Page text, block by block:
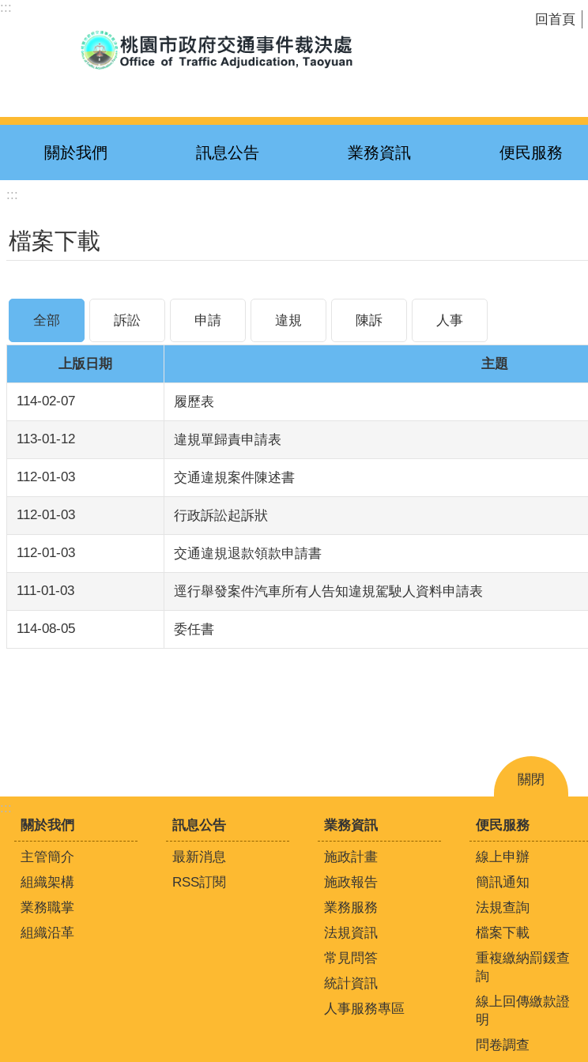
跳到主要內容區塊
:::
回首頁
關於我們 訊息公告 業務資訊 便民服務
:::
檔案下載
全部 訴訟 申請 違規 陳訴 人事
上版日期 主題
114-02-07 履歷表
113-01-12 違規單歸責申請表
112-01-03 交通違規案件陳述書
112-01-03 行政訴訟起訴狀
112-01-03 交通違規退款領款申請書
111-01-03 逕行舉發案件汽車所有人告知違規駕駛人資料申請表
114-08-05 委任書
關閉
:::
關於我們
主管簡介
組織架構
業務職掌
組織沿革
訊息公告
最新消息
RSS訂閱
業務資訊
施政計畫
施政報告
業務服務
法規資訊
常見問答
統計資訊
人事服務專區
便民服務
線上申辦
簡訊通知
法規查詢
檔案下載
重複繳納罰鍰查
詢
線上回傳繳款證
明
問卷調查